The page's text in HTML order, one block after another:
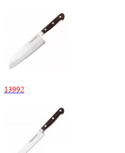
13992